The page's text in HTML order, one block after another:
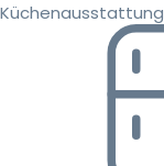
Küchenausstattung